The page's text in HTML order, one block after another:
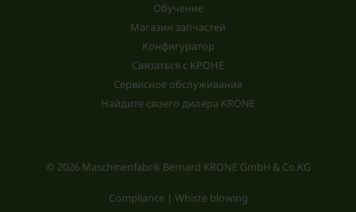
Обучение
Магазин запчастей
Конфигуратор
Связаться с КРОНЕ
Сервисное обслуживание
Найдите своего дилера KRONE
© 2026 Maschinenfabrik Bernard KRONE GmbH & Co.KG
Compliance | Whiste blowing